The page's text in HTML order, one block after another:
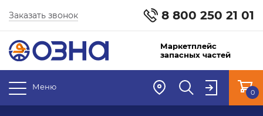
8 800 250 21 01
Заказать звонок
Маркетплейс
запасных частей
Меню
0